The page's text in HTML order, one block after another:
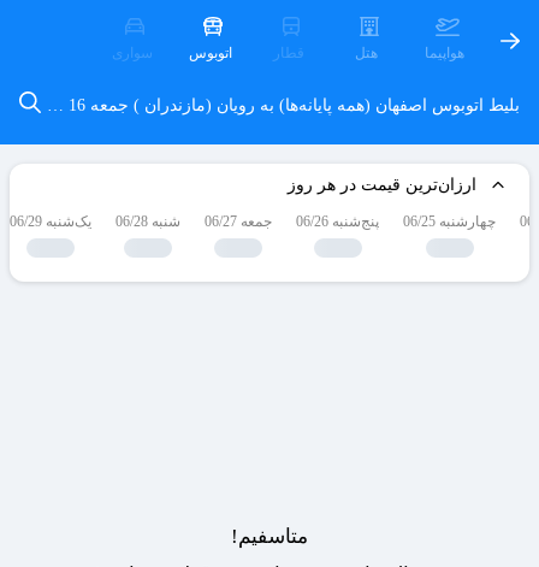
هواپیما هتل قطار اتوبوس سواری
بلیط اتوبوس اصفهان (همه پایانه‌ها) به رویان (مازندران ) جمعه 16 مرداد
ارزان‌ترین قیمت در هر روز
چهارشنبه 06/25 پنج‌شنبه 06/26 جمعه 06/27 شنبه 06/28 یک‌شنبه 06/29
متاسفیم!